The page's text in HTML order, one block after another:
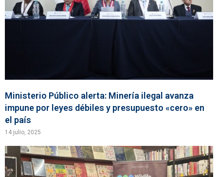
Ministerio Público alerta: Minería ilegal avanza
impune por leyes débiles y presupuesto «cero» en
el país
14 julio, 2025